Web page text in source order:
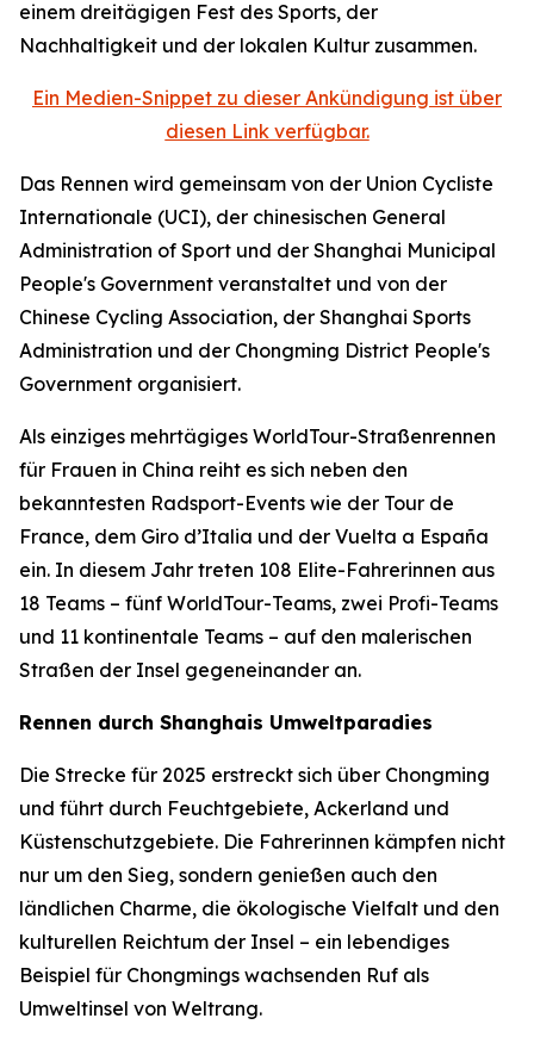
einem dreitägigen Fest des Sports, der
Nachhaltigkeit und der lokalen Kultur zusammen.
Ein Medien-Snippet zu dieser Ankündigung ist über
diesen Link verfügbar.
Das Rennen wird gemeinsam von der Union Cycliste
Internationale (UCI), der chinesischen General
Administration of Sport und der Shanghai Municipal
People's Government veranstaltet und von der
Chinese Cycling Association, der Shanghai Sports
Administration und der Chongming District People's
Government organisiert.
Als einziges mehrtägiges WorldTour-Straßenrennen
für Frauen in China reiht es sich neben den
bekanntesten Radsport-Events wie der Tour de
France, dem Giro d’Italia und der Vuelta a España
ein. In diesem Jahr treten 108 Elite-Fahrerinnen aus
18 Teams – fünf WorldTour-Teams, zwei Profi-Teams
und 11 kontinentale Teams – auf den malerischen
Straßen der Insel gegeneinander an.
Rennen durch Shanghais Umweltparadies
Die Strecke für 2025 erstreckt sich über Chongming
und führt durch Feuchtgebiete, Ackerland und
Küstenschutzgebiete. Die Fahrerinnen kämpfen nicht
nur um den Sieg, sondern genießen auch den
ländlichen Charme, die ökologische Vielfalt und den
kulturellen Reichtum der Insel – ein lebendiges
Beispiel für Chongmings wachsenden Ruf als
Umweltinsel von Weltrang.